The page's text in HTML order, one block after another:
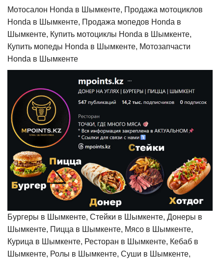
Мотосалон Honda в Шымкенте, Продажа мотоциклов
Honda в Шымкенте, Продажа мопедов Honda в
Шымкенте, Купить мотоциклы Honda в Шымкенте,
Купить мопеды Honda в Шымкенте, Мотозапчасти
Honda в Шымкенте
Бургеры в Шымкенте, Стейки в Шымкенте, Донеры в
Шымкенте, Пицца в Шымкенте, Мясо в Шымкенте,
Курица в Шымкенте, Ресторан в Шымкенте, Кебаб в
Шымкенте, Ролы в Шымкенте, Суши в Шымкенте,